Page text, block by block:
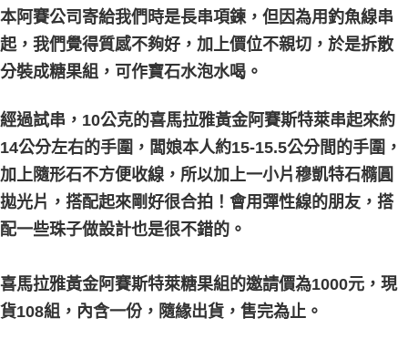
付款後門市自取
免運費
本阿賽公司寄給我們時是長串項鍊，但因為用釣魚線串
起，我們覺得質感不夠好，加上價位不親切，於是拆散
分裝成糖果組，可作寶石水泡水喝。
經過試串，10公克的喜馬拉雅黃金阿賽斯特萊串起來約
14公分左右的手圍，闆娘本人約15-15.5公分間的手圍，
加上隨形石不方便收線，所以加上一小片穆凱特石橢圓
拋光片，搭配起來剛好很合拍！會用彈性線的朋友，搭
配一些珠子做設計也是很不錯的。
喜馬拉雅黃金阿賽斯特萊糖果組的邀請價為1000元，現
貨108組，內含一份，隨緣出貨，售完為止。